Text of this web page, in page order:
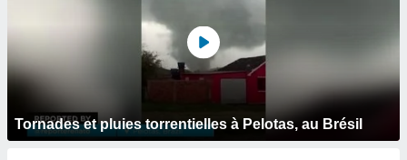
Tornades et pluies torrentielles à Pelotas, au Brésil